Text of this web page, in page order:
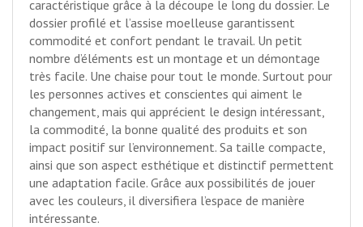
caractéristique grâce à la découpe le long du dossier. Le
dossier profilé et l’assise moelleuse garantissent
commodité et confort pendant le travail. Un petit
nombre d’éléments est un montage et un démontage
très facile. Une chaise pour tout le monde. Surtout pour
les personnes actives et conscientes qui aiment le
changement, mais qui apprécient le design intéressant,
la commodité, la bonne qualité des produits et son
impact positif sur l’environnement. Sa taille compacte,
ainsi que son aspect esthétique et distinctif permettent
une adaptation facile. Grâce aux possibilités de jouer
avec les couleurs, il diversifiera l’espace de manière
intéressante.